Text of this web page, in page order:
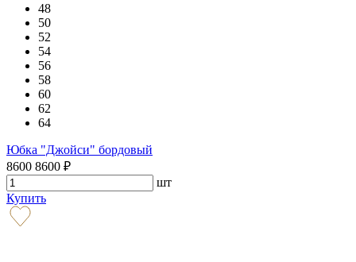
48
50
52
54
56
58
60
62
64
Юбка "Джойси" бордовый
8600 8600 ₽
шт
Купить